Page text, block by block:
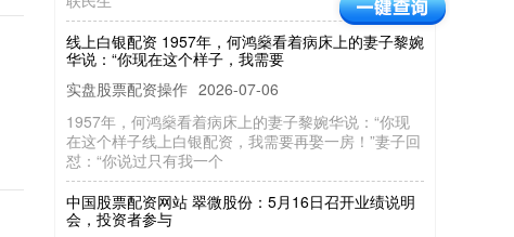
线上白银配资 1957年，何鸿燊看着病床上的妻子黎婉
华说：“你现在这个样子，我需要
实盘股票配资操作 2026-07-06
1957年，何鸿燊看着病床上的妻子黎婉华说：“你现
在这个样子线上白银配资，我需要再娶一房！”妻子回
怼：“你说过只有我一个
中国股票配资网站 翠微股份：5月16日召开业绩说明
会，投资者参与
股票加杠杆在线操盘